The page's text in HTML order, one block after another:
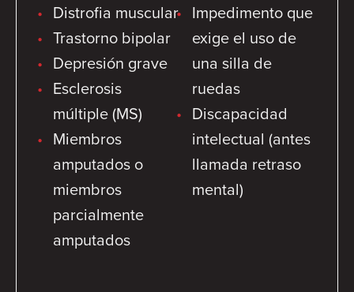
Distrofia muscular
Trastorno bipolar
Depresión grave
Esclerosis
múltiple (MS)
Miembros
amputados o
miembros
parcialmente
amputados
Impedimento que
exige el uso de
una silla de
ruedas
Discapacidad
intelectual (antes
llamada retraso
mental)